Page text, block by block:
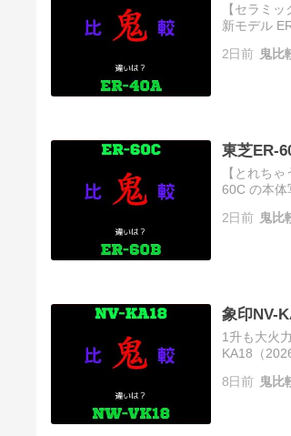
【セラミ
新モデル
2日前 鬼比
東芝ER-
【とれち
60C の本体
2日前 鬼比
象印NV-
1升も大火
KA18（
8日前 鬼比